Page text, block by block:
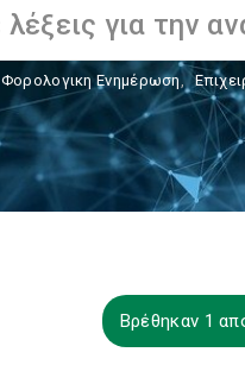
Φορολογικη Ενημέρωση,
Βρέθηκαν 1